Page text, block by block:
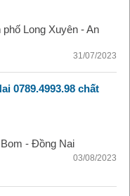
phố Long Xuyên - An
31/07/2023
0789.4993.98 chất
- Đồng Nai
03/08/2023